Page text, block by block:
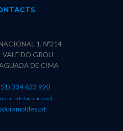
1, Nº214
VALE DO GROU
DE CIMA
234 623 920
a rede fixa nacional)